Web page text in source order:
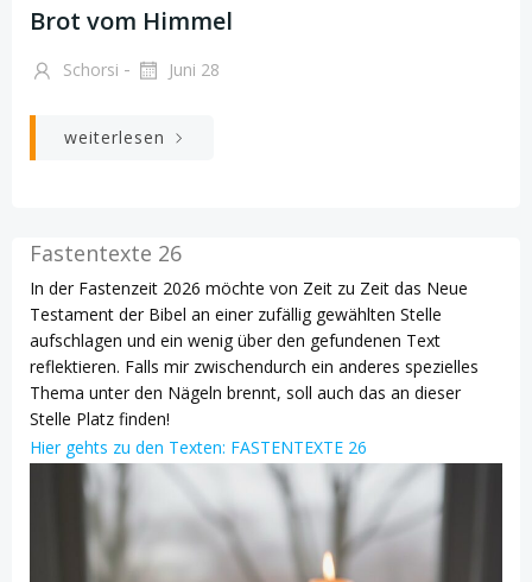
Brot vom Himmel
Schorsi - Juni 28
weiterlesen
Fastentexte 26
In der Fastenzeit 2026 möchte von Zeit zu Zeit das Neue
Testament der Bibel an einer zufällig gewählten Stelle
aufschlagen und ein wenig über den gefundenen Text
reflektieren. Falls mir zwischendurch ein anderes spezielles
Thema unter den Nägeln brennt, soll auch das an dieser
Stelle Platz finden!
Hier gehts zu den Texten: FASTENTEXTE 26